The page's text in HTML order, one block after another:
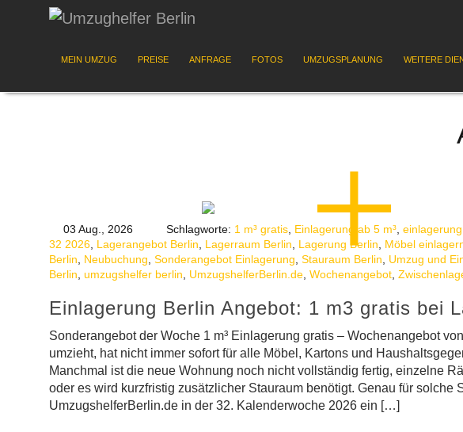
MEIN UMZUG PREISE ANFRAGE FOTOS UMZUGSPLANUNG WEITERE
03 Aug., 2026 Schlagworte: 1 m³ gratis Einlagerung ab 5 m³
32 2026 Lagerangebot Berlin Lagerraum Berlin Lagerung Berlin Möbel
Berlin
Neubuchung Sonderangebot Einlagerung Stauraum Berlin Umzug und
Berlin umzugshelfer berlin UmzugshelferBerlin.de Wochenangebot
Einlagerung Berlin Angebot: 1 m3 gratis bei
Sonderangebot der Woche 1 m³ Einlagerung gratis – Wochenangebot
umzieht, hat nicht immer sofort für alle Möbel, Kartons und
Manchmal ist die neue Wohnung noch nicht vollständig fertig, einzelne
oder es wird kurzfristig zusätzlicher Stauraum benötigt. Genau für solche
UmzugshelferBerlin.de in der 32. Kalenderwoche 2026 ein […]